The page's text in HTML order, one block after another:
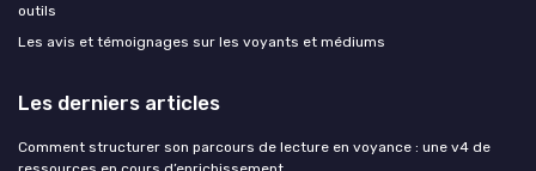
outils
Les avis et témoignages sur les voyants et médiums
Les derniers articles
Comment structurer son parcours de lecture en voyance : une v4 de